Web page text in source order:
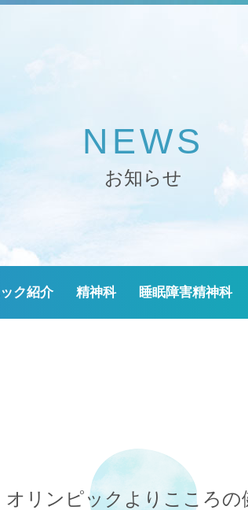
NEWS
お知らせ
ク紹介 精神科 睡眠障害精神科
オリンピックよりこころの